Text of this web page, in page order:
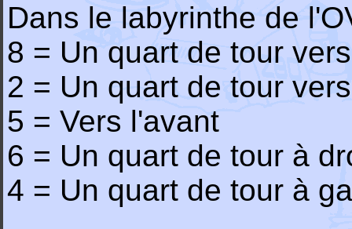
Dans le labyrinthe de
8 = Un quart de tour
2 = Un quart de tour
5 = Vers l'avant
6 = Un quart de tour à
4 = Un quart de tour à